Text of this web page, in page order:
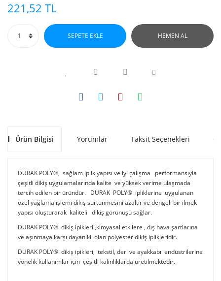
221,52 TL
SEPETE EKLE HEMEN AL
Ürün Bilgisi Yorumlar Taksit Seçenekleri
DURAK POLY®, sağlam iplik yapısı ve iyi çalışma performansıyla
çeşitli dikiş uygulamalarında kalite ve yüksek verime ulaşmada
tercih edilen bir üründür. DURAK POLY® ipliklerine uygulanan
özel yağlama işlemi dikiş sürtünmesini azaltır ve dengeli bir ilmek
yapısı oluşturarak kaliteli dikiş görünüşü sağlar.
DURAK POLY® dikiş ipikleri ,kimyasal etkilere , dış hava şartlarına
ve aşınmaya karşı dayanıklı olan polyester dikiş iplikleridir.
DURAK POLY® dikiş ipikleri, tekstil, deri ve ayakkabı endüstrilerine
yönelik kullanımlar için çeşitli kalınlıklarda üretilmektedir.